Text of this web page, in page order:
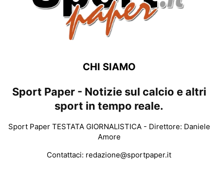
CHI SIAMO
Sport Paper - Notizie sul calcio e altri
sport in tempo reale.
Sport Paper TESTATA GIORNALISTICA - Direttore: Daniele
Amore
Contattaci: redazione@sportpaper.it